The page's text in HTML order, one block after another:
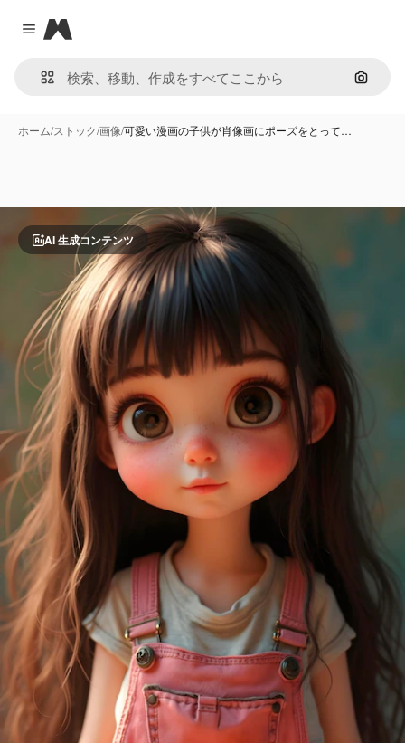
Close menu
Magnific
画像で
ホーム/ストック/画像/可愛い漫画の子供が肖像画にポーズをとって…
AI 生成コンテンツ